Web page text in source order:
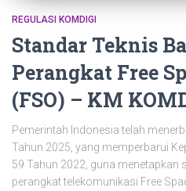
REGULASI KOMDIGI
Standar Teknis
Perangkat Free
(FSO) – KM
Pemerintah Indonesia telah
Tahun 2025, yang memperbarui
59 Tahun 2022, guna menetapkan
perangkat telekomunikasi Free